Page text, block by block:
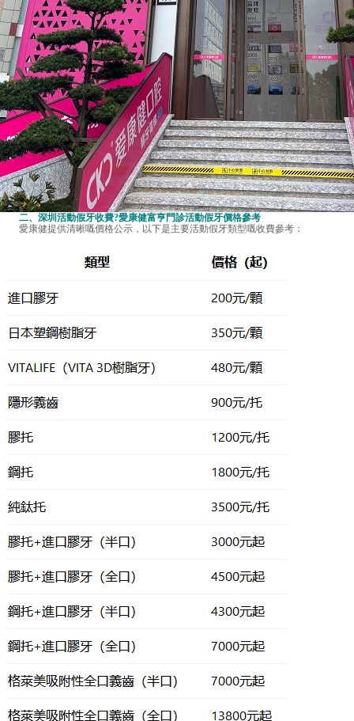
二、 深圳活動假牙收費?愛康健富亨門診活動假牙價格參考
愛康健提供清晰嘅價格公示，以下是主要活動假牙類型嘅收費參考：